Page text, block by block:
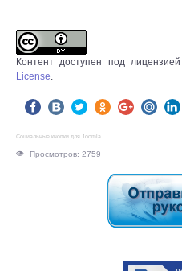
Контент доступен под лицензией
License.
Социальные кнопки для Joomla
Просмотров: 2759